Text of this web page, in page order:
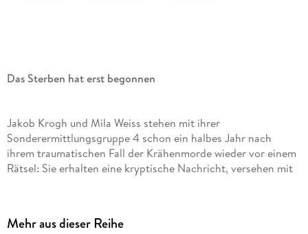
Das Sterben hat erst begonnen
Jakob Krogh und Mila Weiss stehen mit ihrer
Sonderermittlungsgruppe 4 schon ein halbes Jahr nach
ihrem traumatischen Fall der Krähenmorde wieder vor einem
Rätsel: Sie erhalten eine kryptische Nachricht, versehen mit
Mehr aus dieser Reihe